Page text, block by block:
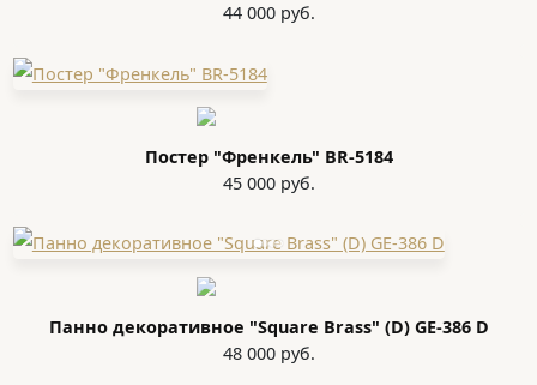
44 000 руб.
Постер "Френкель" BR-5184
45 000 руб.
Панно декоративное "Square Brass" (D) GE-386 D
48 000 руб.